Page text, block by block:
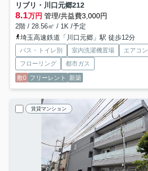
リブリ・川口元郷212
8.1万円 管理/共益費3,000円
2階 / 28.56㎡ / 1K /予定
埼玉高速鉄道「川口元郷」駅 徒歩12分
バス・トイレ別 室内洗濯機置場 エアコン
フローリング
都市ガス
敷0 フリーレント 新築
賃貸マンション